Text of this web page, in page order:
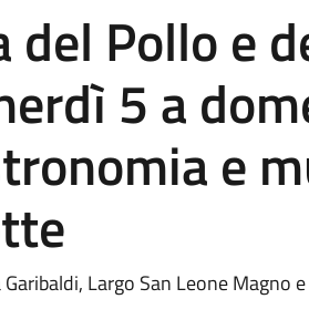
del Pollo e
5 a
e
Largo San Leone Magno